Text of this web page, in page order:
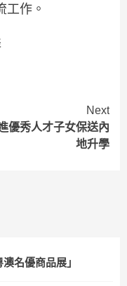
工作。
Next
優秀人才子女保送內
地升學
名優商品展」